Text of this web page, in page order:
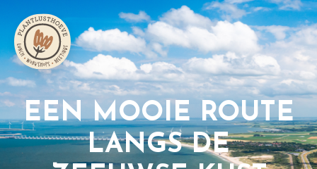
EEN MOOIE ROUTE
LANGS DE